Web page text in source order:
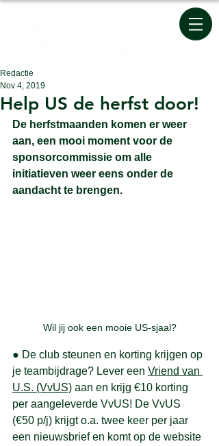
Help US de herfst door!
Redactie
Nov 4, 2019
De herfstmaanden komen er weer
aan, een mooi moment voor de
sponsorcommissie om alle
initiatieven weer eens onder de
aandacht te brengen.
Wil jij ook een mooie US-sjaal?
● De club steunen en korting krijgen op
je teambijdrage? Lever een Vriend van
U.S. (VvUS) aan en krijg €10 korting
per aangeleverde VvUS! De VvUS
(€50 p/j) krijgt o.a. twee keer per jaar
een nieuwsbrief en komt op de website